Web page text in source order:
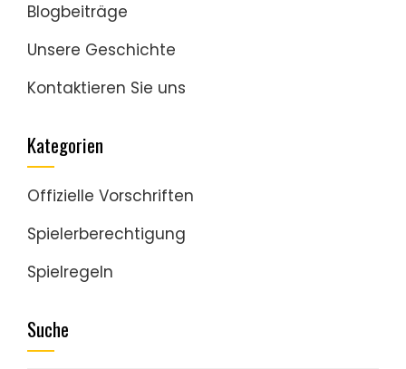
Blogbeiträge
Unsere Geschichte
Kontaktieren Sie uns
Kategorien
Offizielle Vorschriften
Spielerberechtigung
Spielregeln
Suche